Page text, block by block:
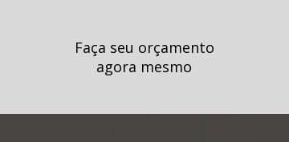
Faça seu orçamento
agora mesmo